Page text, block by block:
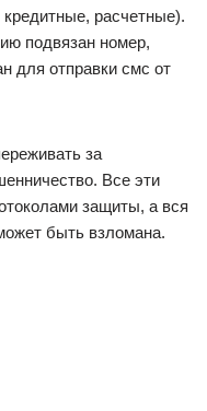
расчетные).
подвязан номер,
для отправки смс от
за
Все эти
защиты, а вся
быть взломана.